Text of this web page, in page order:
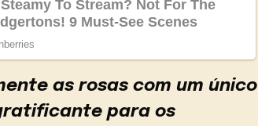
as rosas com um único
para os